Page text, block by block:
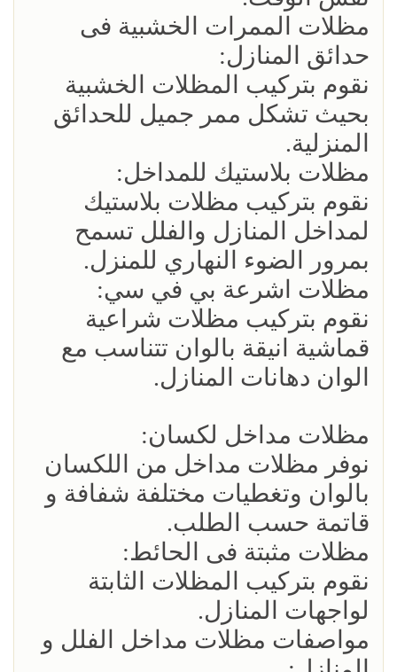
مظلات الممرات الخشبية فى
حدائق المنازل:
نقوم بتركيب المظلات الخشبية
بحيث تشكل ممر جميل للحدائق
المنزلية.
مظلات بلاستيك للمداخل:
نقوم بتركيب مظلات بلاستيك
لمداخل المنازل والفلل تسمح
بمرور الضوء النهاري للمنزل.
مظلات اشرعة بي في سي:
نقوم بتركيب مظلات شراعية
قماشية انيقة بالوان تتناسب مع
الوان دهانات المنازل.
مظلات مداخل لكسان:
نوفر مظلات مداخل من اللكسان
بالوان وتغطيات مختلفة شفافة و
قاتمة حسب الطلب.
مظلات مثبتة فى الحائط:
نقوم بتركيب المظلات الثابتة
لواجهات المنازل.
مواصفات مظلات مداخل الفلل و